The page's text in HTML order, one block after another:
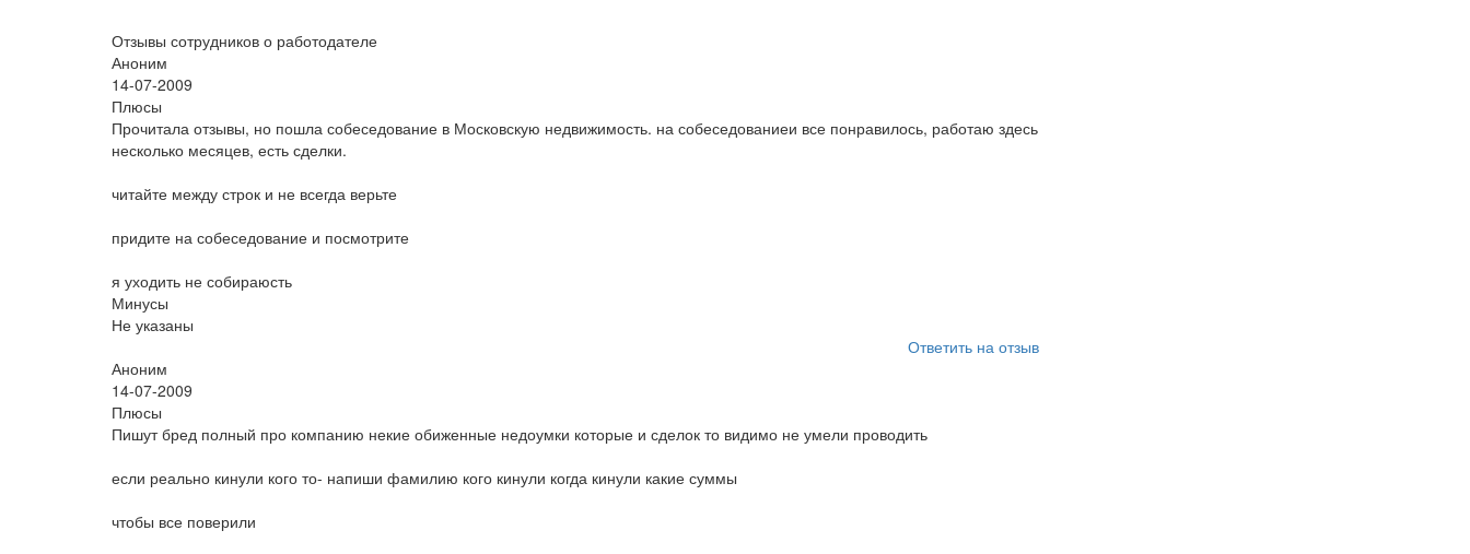
Отзывы сотрудников о работодателе
Аноним
14-07-2009
Плюсы
Прочитала отзывы, но пошла собеседование в Московскую недвижимость. на собеседованиеи все понравилось, работаю здесь
несколько месяцев, есть сделки.
читайте между строк и не всегда верьте
придите на собеседование и посмотрите
я уходить не собираюсть
Минусы
Не указаны
Ответить на отзыв
Аноним
14-07-2009
Плюсы
Пишут бред полный про компанию некие обиженные недоумки которые и сделок то видимо не умели проводить
если реально кинули кого то- напиши фамилию кого кинули когда кинули какие суммы
чтобы все поверили